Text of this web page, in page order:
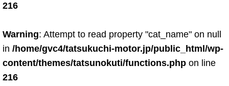
216
Warning: Attempt to read property "cat_name" on null
in /home/gvc4/tatsukuchi-motor.jp/public_html/wp-
content/themes/tatsunokuti/functions.php on line
216